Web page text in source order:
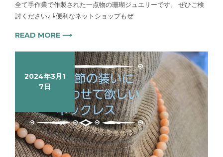
全て手作業で作製された一点物の珊瑚ジュエリーです。 ぜひご検
討ください♪ ⇩便利なネットショップもぜ
READ MORE ⟶
2024年3月1
7日